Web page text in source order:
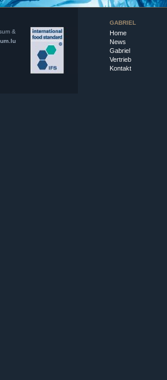
&
GABRIEL
Home
News
Gabriel
Vertrieb
Kontakt